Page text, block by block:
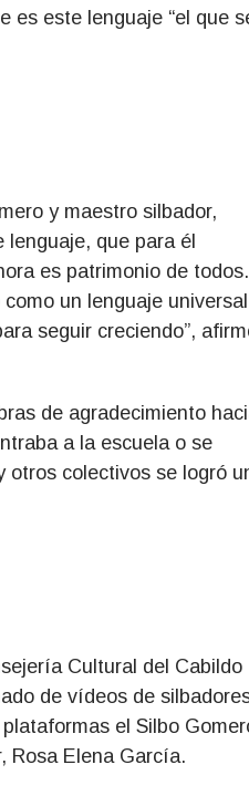
es este lenguaje “el que
y maestro silbador,
que para él
es patrimonio de todos.
un lenguaje
seguir creciendo”,
de agradecimiento
a la escuela o se
otros colectivos se logró
Cultural del Cabildo
de vídeos de
el Silbo
Rosa Elena García.